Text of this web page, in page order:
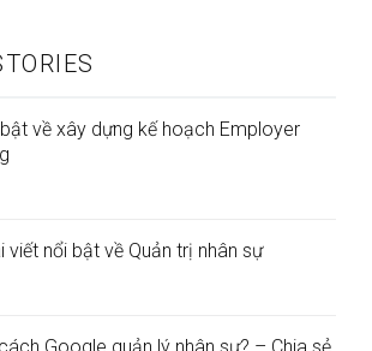
về xây dựng kế hoạch Employer
viết nổi bật về Quản trị nhân sự